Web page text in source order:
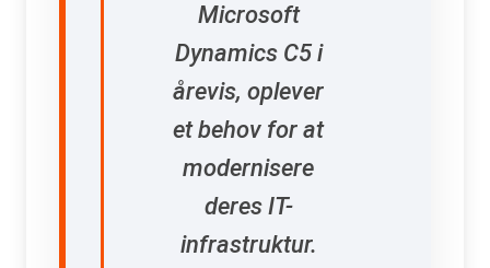
Microsoft
Dynamics C5 i
årevis, oplever
et behov for at
modernisere
deres IT-
infrastruktur.